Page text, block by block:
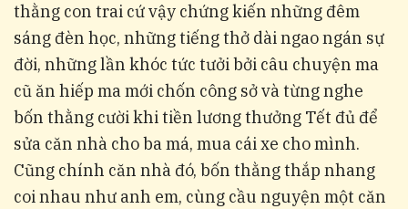
thằng con trai cứ vậy chứng kiến những đêm
sáng đèn học, những tiếng thở dài ngao ngán sự
đời, những lần khóc tức tưởi bởi câu chuyện ma
cũ ăn hiếp ma mới chốn công sở và từng nghe
bốn thằng cười khi tiền lương thưởng Tết đủ để
sửa căn nhà cho ba má, mua cái xe cho mình.
Cũng chính căn nhà đó, bốn thằng thắp nhang
coi nhau như anh em, cùng cầu nguyện một căn